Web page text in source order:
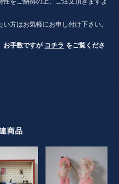
方はお気軽にお申し付け下さい。
お手数ですが コチラ をご覧くださ
商品